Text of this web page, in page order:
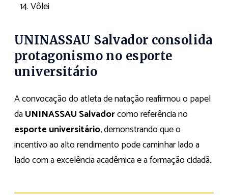
Vôlei
UNINASSAU Salvador consolida
protagonismo no esporte
universitário
A convocação do atleta de natação reafirmou o papel
daUNINASSAU Salvadorcomo referência no
esporte universitário, demonstrando que o
incentivo ao alto rendimento pode caminhar lado a
lado com a excelência acadêmica e a formação cidadã.